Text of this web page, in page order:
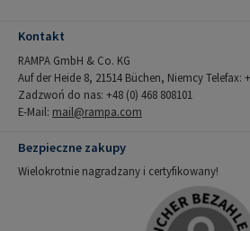
Kontakt
RAMPA GmbH & Co. KG
Auf der Heide 8, 21514 Büchen, Niemcy Telefax:
Zadzwoń do nas: +48 (0) 468 808101
E-Mail: mail@rampa.com
Bezpieczne zakupy
Wielokrotnie nagradzany i certyfikowany!